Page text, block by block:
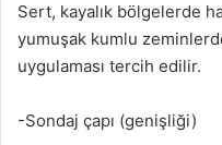
Sert, kayalık bölgelerde
yumuşak kumlu
uygulaması tercih edilir.
-Sondaj çapı (genişliği)